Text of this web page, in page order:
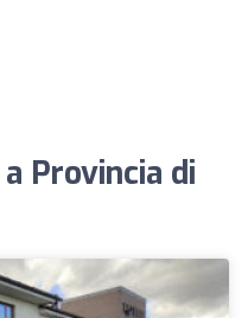
Provincia di